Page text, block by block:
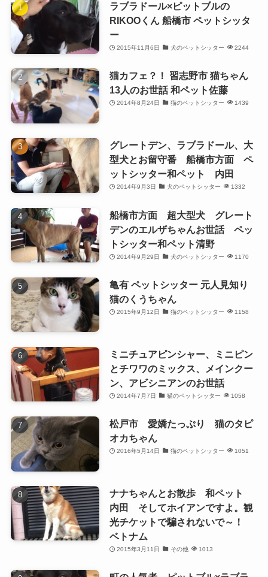
ラブラドール×ピットブルの
RIKOOくん 船橋市 ペットシッタ
ー
2015年11月6日 犬のペットシッター 2244
猫カフェ？！ 習志野市 猫ちゃん
13人のお世話 和ペット佐藤
2014年8月24日 猫のペットシッター 1439
グレートデン、ラブラドール、大
型犬とお留守番 船橋市方面 ペ
ットシッター和ペット 内田
2014年9月3日 犬のペットシッター 1332
船橋市方面 超大型犬 グレート
デンのエルザちゃんお世話 ペッ
トシッター和ペット清野
2014年9月29日 犬のペットシッター 1170
亀有 ペットシッター 元人見知り
猫のくうちゃん
2015年9月12日 猫のペットシッター 1158
ミニチュアピンシャー、ミニピン
とチワワのミックス、メインクー
ン、アビシニアンのお世話
2014年7月7日 猫のペットシッター 1058
松戸市 愛嬌たっぷり 猫のタピ
オカちゃん
2016年5月14日 猫のペットシッター 1051
ナナちゃんとお散歩 和ペット
内田 そしてホイアンですよ。観
光チケットで騙されないで～！
ベトナム
2015年3月11日 その他 1013